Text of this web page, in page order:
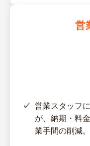
営
営業スタッフ
が、納期・料
業手間の削減。